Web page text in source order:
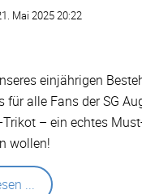
Mai 2025 20:22
einjährigen
für alle Fans der SG
– ein echtes
wollen!
...